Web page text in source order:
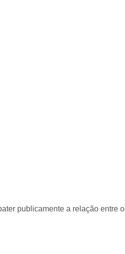
publicamente a relação entre o